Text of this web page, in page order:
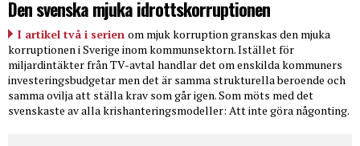
Den svenska mjuka idrottskorruptionen
I artikel två i serien om mjuk korruption granskas den mjuka
korruptionen i Sverige inom kommunsektorn. Istället för
miljardintäkter från TV-avtal handlar det om enskilda kommuners
investeringsbudgetar men det är samma strukturella beroende och
samma ovilja att ställa krav som går igen. Som möts med det
svenskaste av alla krishanteringsmodeller: Att inte göra någonting.